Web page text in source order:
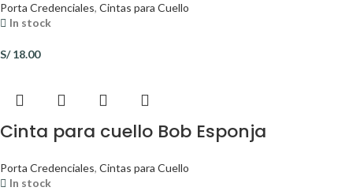
Porta Credenciales, Cintas para Cuello
In stock
S/18.00
Cinta para cuello Bob Esponja
Porta Credenciales, Cintas para Cuello
In stock